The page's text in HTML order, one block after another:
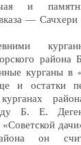
и
—
района
курганы в
и остатки
Б. Е. Деген-
«Советской
он